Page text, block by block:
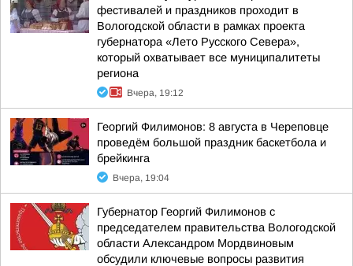
фестивалей и праздников проходит в
Вологодской области в рамках проекта
губернатора «Лето Русского Севера»,
который охватывает все муниципалитеты
региона
Вчера, 19:12
Георгий Филимонов: 8 августа в Череповце
проведём большой праздник баскетбола и
брейкинга
Вчера, 19:04
Губернатор Георгий Филимонов с
председателем правительства Вологодской
области Александром Мордвиновым
обсудили ключевые вопросы развития